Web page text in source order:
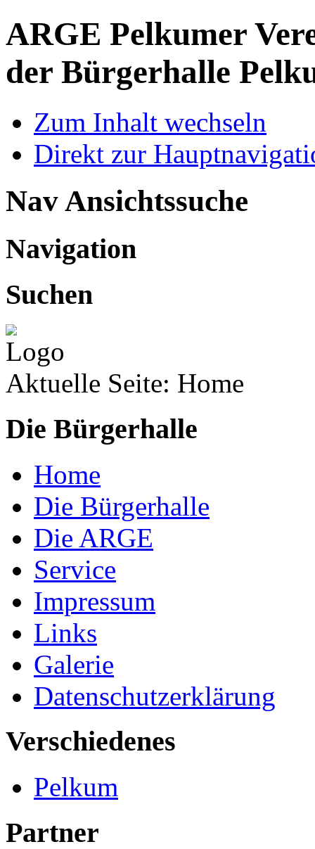
ARGE Pelkumer
der Bürgerhalle
Zum Inhalt wechseln
Direkt zur
Nav Ansichtssuche
Navigation
Suchen
Aktuelle Seite: Home
Die Bürgerhalle
Home
Die Bürgerhalle
Die ARGE
Service
Impressum
Links
Galerie
Datenschutzerklärung
Verschiedenes
Pelkum
Partner